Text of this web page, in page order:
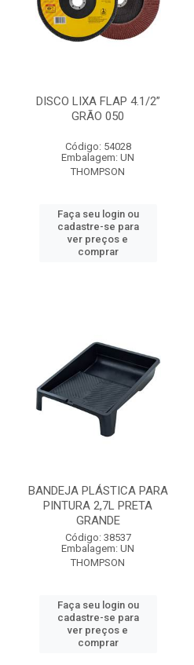
DISCO LIXA FLAP 4.1/2”
GRÃO 050
Código: 54028
Embalagem: UN
THOMPSON
Faça seu login ou
cadastre-se para
ver preços e
comprar
BANDEJA PLÁSTICA PARA
PINTURA 2,7L PRETA
GRANDE
Código: 38537
Embalagem: UN
THOMPSON
Faça seu login ou
cadastre-se para
ver preços e
comprar